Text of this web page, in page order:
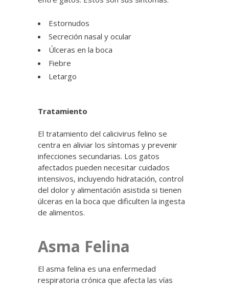
Estornudos
Secreción nasal y ocular
Úlceras en la boca
Fiebre
Letargo
Tratamiento
El tratamiento del calicivirus felino se
centra en aliviar los síntomas y prevenir
infecciones secundarias. Los gatos
afectados pueden necesitar cuidados
intensivos, incluyendo hidratación, control
del dolor y alimentación asistida si tienen
úlceras en la boca que dificulten la ingesta
de alimentos.
Asma Felina
El asma felina es una enfermedad
respiratoria crónica que afecta las vías